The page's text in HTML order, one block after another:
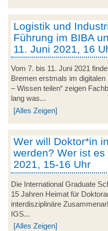
Logistik und
Führung im BIBA
11. Juni 2021, 16
Vom 7. bis 11. Juni 2021
Bremen erstmals im
– Wissen teilen“ zeigen
lang was...
[Alles Zeigen]
Wer will Doktor*in
werden? Wer ist
2021, 15-16 Uhr
Die International Graduate
15 Jahren Heimat für
interdisziplinäre
IGS...
[Alles Zeigen]